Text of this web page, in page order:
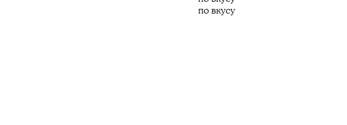
по вкусу